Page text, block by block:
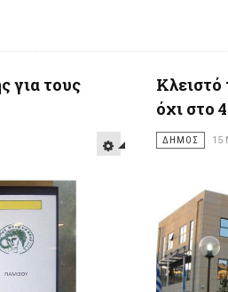
για τους
Κλειστό
όχι στο
ΔΗΜΟΣ 15